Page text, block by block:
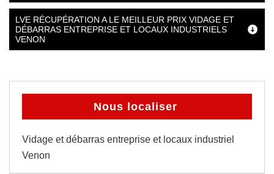
LVE RÉCUPÉRATION A LE MEILLEUR PRIX VIDAGE ET
DÉBARRAS ENTREPRISE ET LOCAUX INDUSTRIELS
VENON
Nous localiser
Vidage et débarras entreprise et locaux industriel
Venon